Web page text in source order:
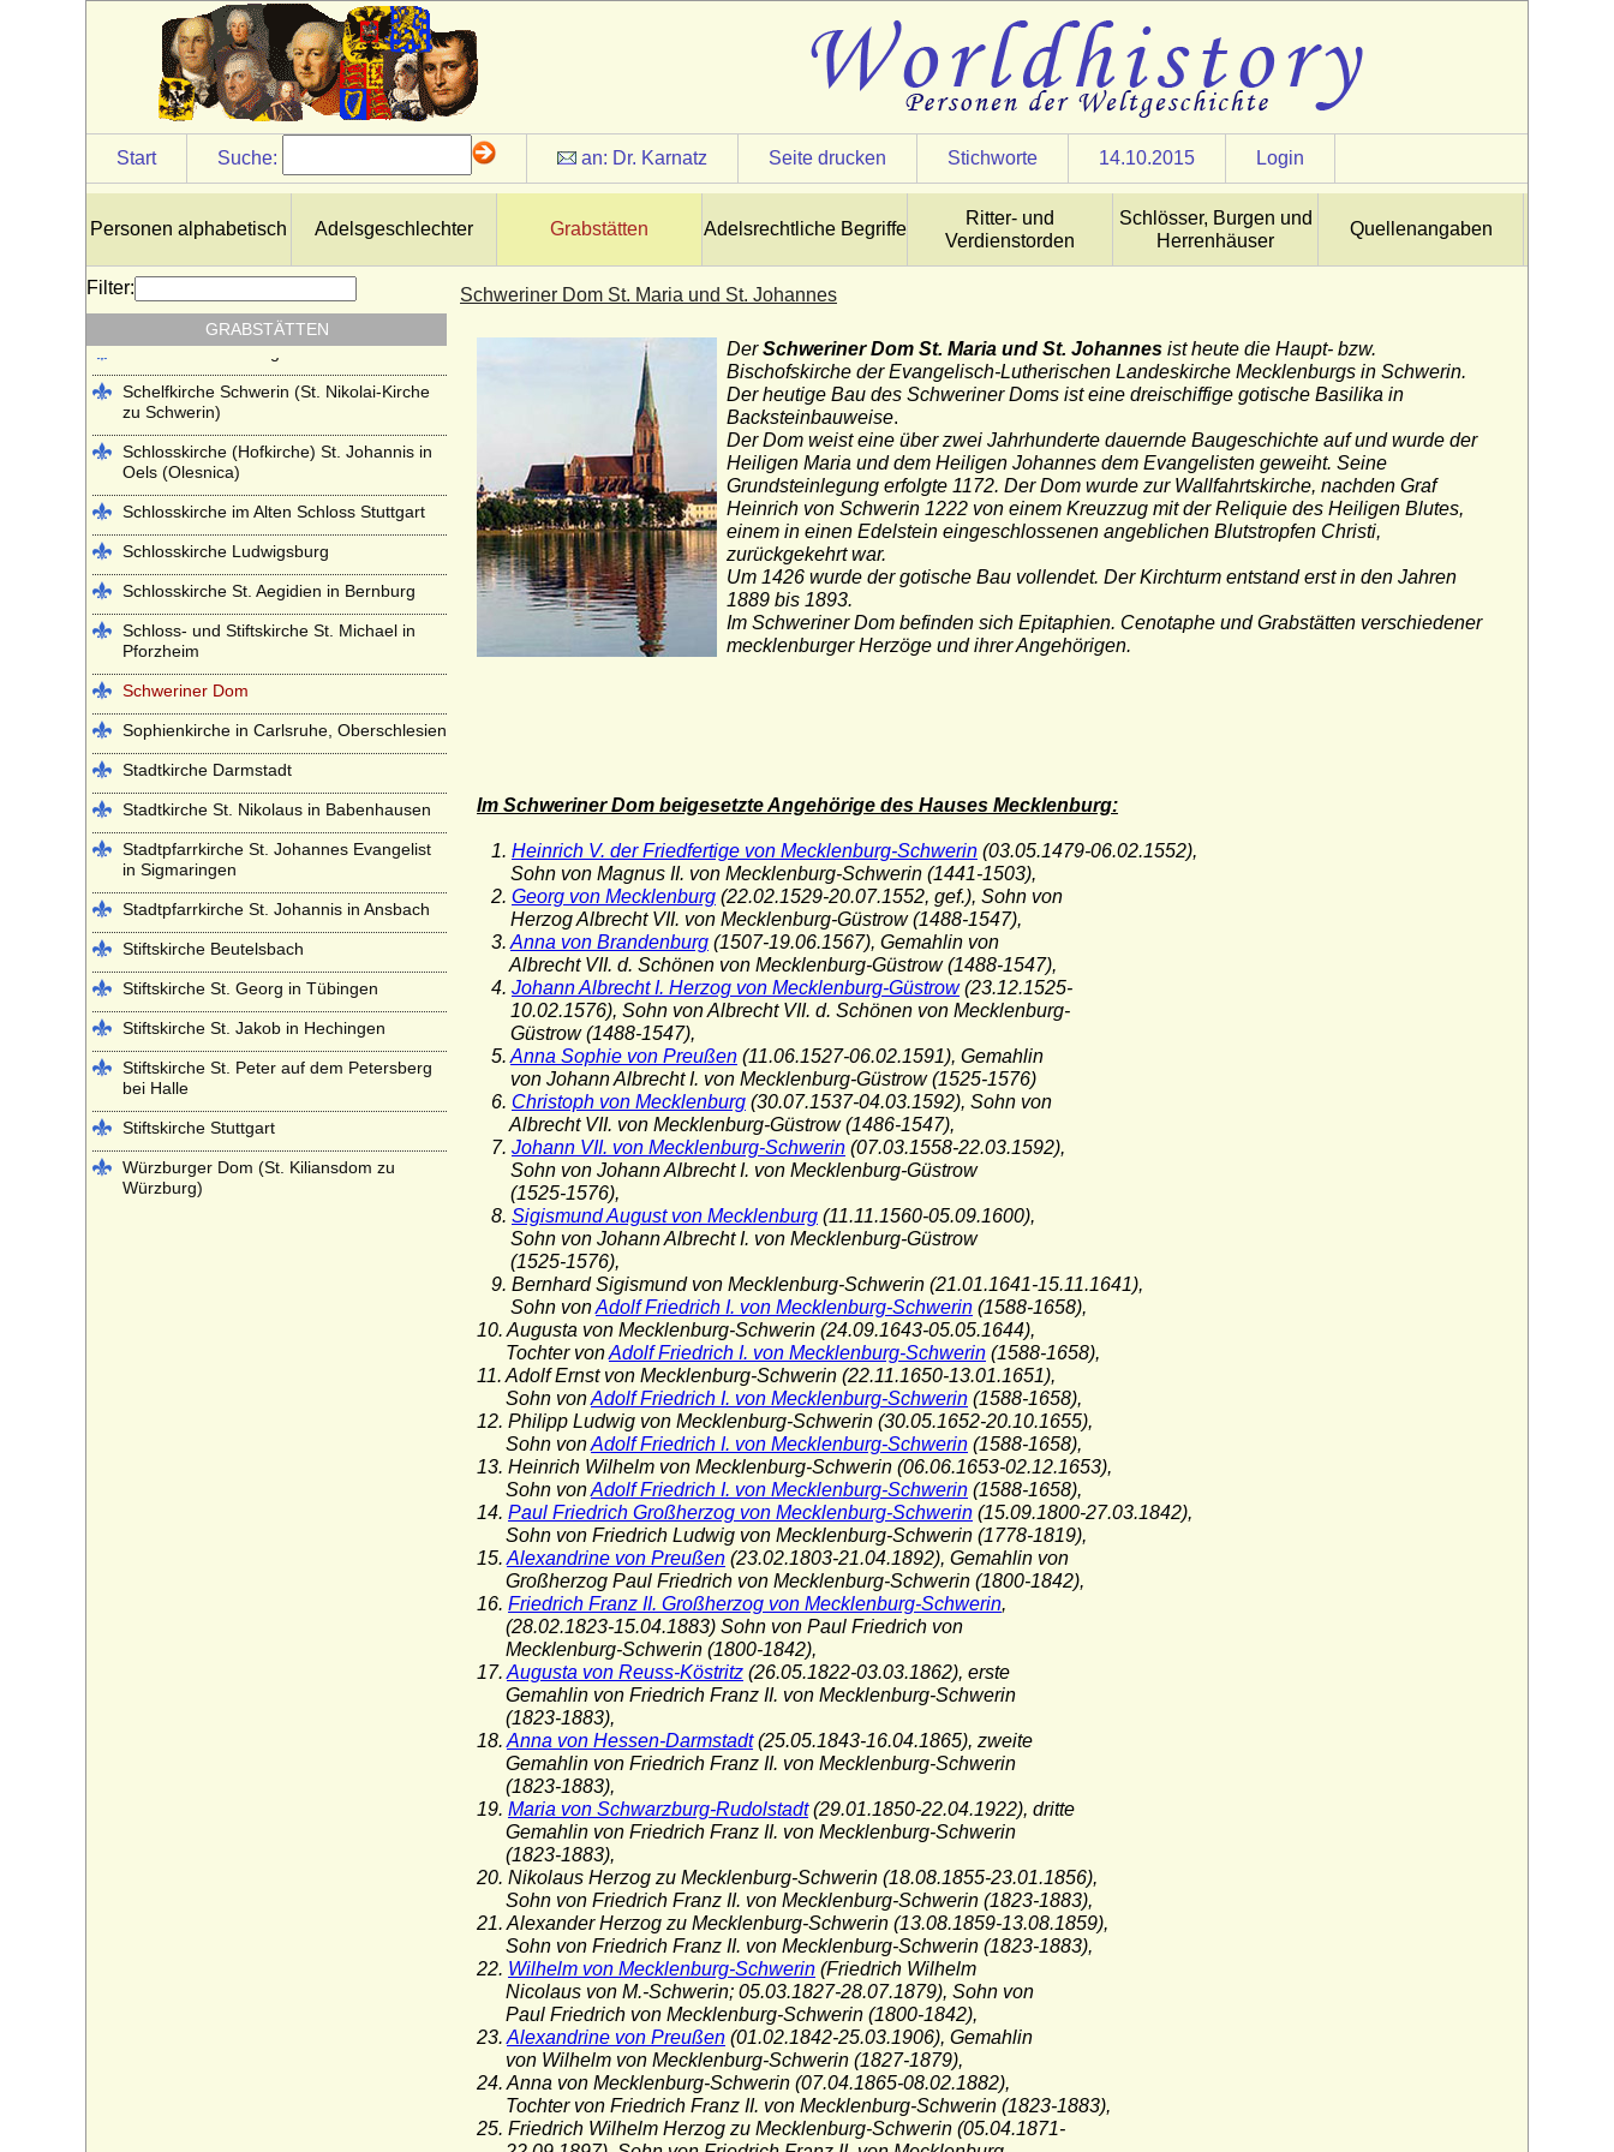
Start Suche: an: Dr. Karnatz Seite drucken Stichworte 14.10.2015 Login
Personen alphabetisch Adelsgeschlechter Grabstätten Adelsrechtliche Begriffe
Ritter- und
Verdienstorden
Schlösser, Burgen und
Herrenhäuser
Quellenangaben
Schweriner Dom St. Maria und St. Johannes
DerSchweriner Dom St. Maria und St. Johannes ist heute die Haupt- bzw.
Bischofskirche der Evangelisch-Lutherischen Landeskirche Mecklenburgs in Schwerin.
Der heutige Bau des Schweriner Doms ist eine dreischiffige gotische Basilika in
Backsteinbauweise.
Der Dom weist eine über zwei Jahrhunderte dauernde Baugeschichte auf und wurde der
Heiligen Maria und dem Heiligen Johannes dem Evangelisten geweiht. Seine
Grundsteinlegung erfolgte 1172. Der Dom wurde zur Wallfahrtskirche, nachden Graf
Heinrich von Schwerin 1222 von einem Kreuzzug mit derReliquie des Heiligen Blutes,
einem in einen Edelstein eingeschlossenen angeblichen Blutstropfen Christi,
zurückgekehrt war.
Um 1426 wurde der gotische Bau vollendet. Der Kirchturm entstand erst in den Jahren
1889 bis 1893.
Im Schweriner Dom befinden sich Epitaphien. Cenotaphe und Grabstätten verschiedener
mecklenburger Herzöge und ihrer Angehörigen.
Im Schweriner Dom beigesetzte Angehörige des Hauses Mecklenburg:
1. Heinrich V. der Friedfertige von Mecklenburg-Schwerin (03.05.1479-06.02.1552),
Sohn von Magnus II. von Mecklenburg-Schwerin (1441-1503),
2. Georg von Mecklenburg (22.02.1529-20.07.1552, gef.), Sohn von
Herzog Albrecht VII. von Mecklenburg-Güstrow (1488-1547),
3. Anna von Brandenburg (1507-19.06.1567), Gemahlin von
Albrecht VII. d. Schönen von Mecklenburg-Güstrow (1488-1547),
4. Johann Albrecht I. Herzog von Mecklenburg-Güstrow(23.12.1525-
10.02.1576), Sohn von Albrecht VII. d. Schönen von Mecklenburg-
Güstrow (1488-1547),
5. Anna Sophie von Preußen (11.06.1527-06.02.1591), Gemahlin
von Johann Albrecht I. von Mecklenburg-Güstrow (1525-1576)
6. Christoph von Mecklenburg (30.07.1537-04.03.1592), Sohn von
Albrecht VII. von Mecklenburg-Güstrow (1486-1547),
7. Johann VII. von Mecklenburg-Schwerin (07.03.1558-22.03.1592),
Sohn von Johann Albrecht I. von Mecklenburg-Güstrow
(1525-1576),
8. Sigismund August von Mecklenburg (11.11.1560-05.09.1600),
Sohn von Johann Albrecht I. von Mecklenburg-Güstrow
(1525-1576),
9. Bernhard Sigismund von Mecklenburg-Schwerin (21.01.1641-15.11.1641),
Sohn vonAdolf Friedrich I. von Mecklenburg-Schwerin (1588-1658),
10. Augusta von Mecklenburg-Schwerin (24.09.1643-05.05.1644),
Tochter vonAdolf Friedrich I. von Mecklenburg-Schwerin (1588-1658),
11. Adolf Ernst von Mecklenburg-Schwerin (22.11.1650-13.01.1651),
Sohn vonAdolf Friedrich I. von Mecklenburg-Schwerin (1588-1658),
12. Philipp Ludwig von Mecklenburg-Schwerin (30.05.1652-20.10.1655),
Sohn vonAdolf Friedrich I. von Mecklenburg-Schwerin (1588-1658),
13. Heinrich Wilhelm von Mecklenburg-Schwerin (06.06.1653-02.12.1653),
Sohn vonAdolf Friedrich I. von Mecklenburg-Schwerin (1588-1658),
14. Paul Friedrich Großherzog von Mecklenburg-Schwerin (15.09.1800-27.03.1842),
Sohn von Friedrich Ludwig von Mecklenburg-Schwerin (1778-1819),
15. Alexandrine von Preußen (23.02.1803-21.04.1892), Gemahlin von
Großherzog Paul Friedrich von Mecklenburg-Schwerin (1800-1842),
16. Friedrich Franz II. Großherzog von Mecklenburg-Schwerin,
(28.02.1823-15.04.1883) Sohn von Paul Friedrich von
Mecklenburg-Schwerin (1800-1842),
17. Augusta von Reuss-Köstritz (26.05.1822-03.03.1862), erste
Gemahlin von Friedrich Franz II. von Mecklenburg-Schwerin
(1823-1883),
18. Anna von Hessen-Darmstadt(25.05.1843-16.04.1865), zweite
Gemahlin von Friedrich Franz II. von Mecklenburg-Schwerin
(1823-1883),
19. Maria von Schwarzburg-Rudolstadt(29.01.1850-22.04.1922), dritte
Gemahlin von Friedrich Franz II. von Mecklenburg-Schwerin
(1823-1883),
20. Nikolaus Herzog zu Mecklenburg-Schwerin (18.08.1855-23.01.1856),
Sohn von Friedrich Franz II. von Mecklenburg-Schwerin (1823-1883),
21. Alexander Herzog zu Mecklenburg-Schwerin (13.08.1859-13.08.1859),
Sohn von Friedrich Franz II. von Mecklenburg-Schwerin (1823-1883),
22. Wilhelm von Mecklenburg-Schwerin (Friedrich Wilhelm
Nicolaus von M.-Schwerin; 05.03.1827-28.07.1879), Sohn von
Paul Friedrich von Mecklenburg-Schwerin (1800-1842),
23. Alexandrine von Preußen (01.02.1842-25.03.1906), Gemahlin
von Wilhelm von Mecklenburg-Schwerin (1827-1879),
24. Anna von Mecklenburg-Schwerin (07.04.1865-08.02.1882),
Tochter von Friedrich Franz II. von Mecklenburg-Schwerin (1823-1883),
25. Friedrich Wilhelm Herzog zu Mecklenburg-Schwerin (05.04.1871-
Filter:
GRABSTÄTTEN
Kloster Lehnin
Lambertikirche in Aurich
Marienkirche Hanau (ehemals Reformierte
Kirche Hanau)
Martinskirche Kassel
Mausoleum im Schlosspark
(Offenbach a.M.)
Mausoleum Stadthagen
Parkfriedhof Meiningen
Schelfkirche Schwerin (St. Nikolai-Kirche
zu Schwerin)
Schlosskirche (Hofkirche) St. Johannis in
Oels (Olesnica)
Schlosskirche im Alten Schloss Stuttgart
Schlosskirche Ludwigsburg
Schlosskirche St. Aegidien in Bernburg
Schloss- und Stiftskirche St. Michael in
Pforzheim
Schweriner Dom
Sophienkirche in Carlsruhe, Oberschlesien
Stadtkirche Darmstadt
Stadtkirche St. Nikolaus in Babenhausen
Stadtpfarrkirche St. Johannes Evangelist
in Sigmaringen
Stadtpfarrkirche St. Johannis in Ansbach
Stiftskirche Beutelsbach
Stiftskirche St. Georg in Tübingen
Stiftskirche St. Jakob in Hechingen
Stiftskirche St. Peter auf dem Petersberg
bei Halle
Stiftskirche Stuttgart
Würzburger Dom (St. Kiliansdom zu
Würzburg)